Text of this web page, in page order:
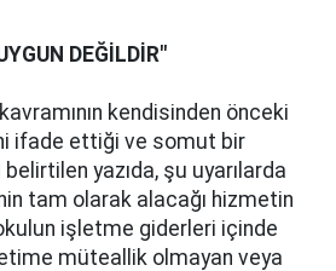
DEĞİLDİR"
kendisinden önceki
ifade ettiği ve somut bir
yazıda, şu uyarılarda
tam olarak alacağı hizmetin
işletme giderleri içinde
müteallik olmayan veya